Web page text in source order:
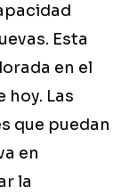
Esta
en el
hoy. Las
que puedan
en
la